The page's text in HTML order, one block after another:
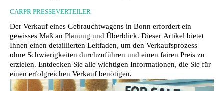
CARPR PRESSEVERTEILER
Der Verkauf eines Gebrauchtwagens in Bonn erfordert ein
gewisses Maß an Planung und Überblick. Dieser Artikel bietet
Ihnen einen detaillierten Leitfaden, um den Verkaufsprozess
ohne Schwierigkeiten durchzuführen und einen fairen Preis zu
erzielen. Entdecken Sie alle wichtigen Informationen, die Sie für
einen erfolgreichen Verkauf benötigen.